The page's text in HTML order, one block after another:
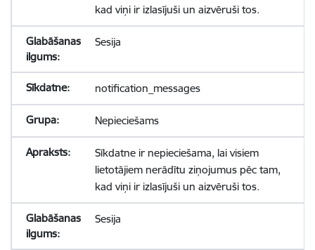
kad viņi ir izlasījuši un aizvēruši tos.
Sesija
notification_messages
Nepieciešams
Sīkdatne ir nepieciešama, lai visiem
lietotājiem nerādītu ziņojumus pēc tam,
kad viņi ir izlasījuši un aizvēruši tos.
Sesija